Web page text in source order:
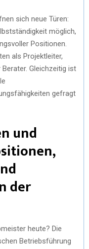
sich neue Türen:
möglich,
Positionen.
als Projektleiter,
Gleichzeitig ist
gefragt
und
der
heute? Die
Betriebsführung